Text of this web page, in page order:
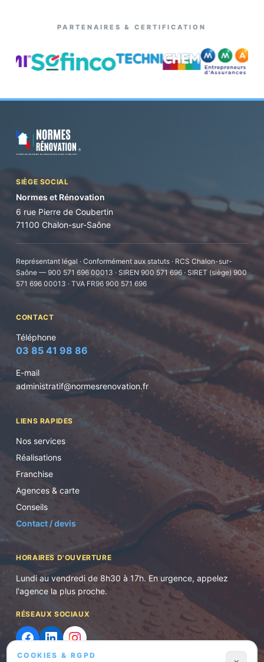
PARTENAIRES & CERTIFICATION
SIÈGE SOCIAL
Normes et Rénovation
6 rue Pierre de Coubertin
71100 Chalon-sur-Saône
Représentant légal · Conformément aux statuts · RCS Chalon-sur-
Saône — 900 571 696 00013 · SIREN 900 571 696 · SIRET (siège) 900
571 696 00013 · TVA FR96 900 571 696
CONTACT
Téléphone
03 85 41 98 86
E-mail
administratif@normesrenovation.fr
LIENS RAPIDES
Nos services
Réalisations
Franchise
Agences & carte
Conseils
Contact / devis
HORAIRES D'OUVERTURE
Lundi au vendredi de 8h30 à 17h. En urgence, appelez
l'agence la plus proche.
RÉSEAUX SOCIAUX
COOKIES & RGPD